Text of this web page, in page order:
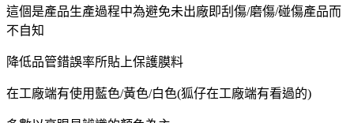
這個是產品生產過程中為避免未出廠即刮傷/磨傷/碰傷產品而
不自知
降低品管錯誤率所貼上保護膜料
在工廠端有使用藍色/黃色/白色(狐仔在工廠端有看過的)